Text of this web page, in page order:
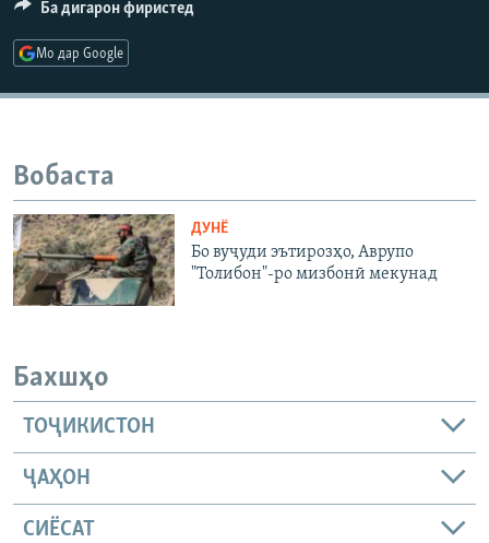
Ба дигарон фиристед
Мо дар Google
Вобаста
ДУНЁ
Бо вуҷуди эътирозҳо, Аврупо
"Толибон"-ро мизбонӣ мекунад
Бахшҳо
ТОҶИКИСТОН
ҶАҲОН
СИЁСАТ